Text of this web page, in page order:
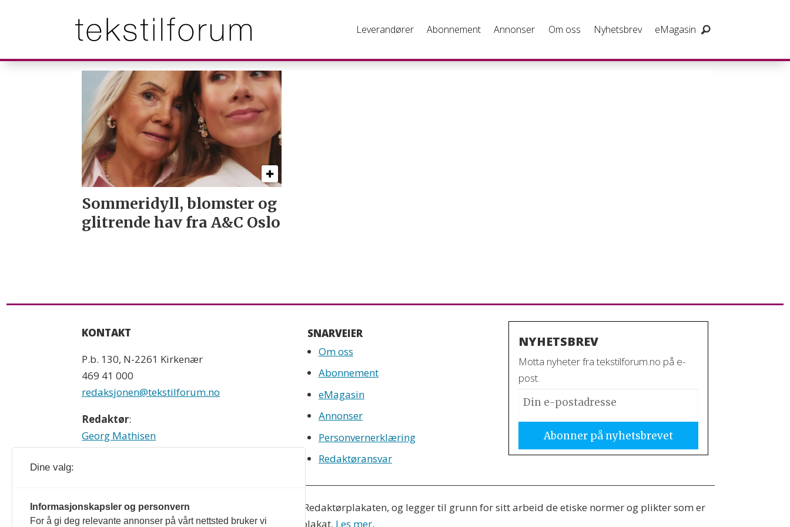
Leverandører Abonnement Annonser Om oss Nyhetsbrev eMagasin
Sommeridyll, blomster og
glitrende hav fra A&C Oslo
KONTAKT
P.b. 130, N-2261 Kirkenær
469 41 000
redaksjonen@tekstilforum.no
Redaktør:
Georg Mathisen
90 93 28 97
SNARVEIER
Om oss
Abonnement
eMagasin
Annonser
Personvernerklæring
Redaktøransvar
NYHETSBREV
Motta nyheter fra tekstilforum.no på e-
post.
Tekstilforum og tekstilforum.no redigeres etter Redaktørplakaten, og legger til grunn for sitt arbeid de etiske normer og plikter som er
formulert i Norsk Presseforbunds Vær Varsom-plakat. Les mer.
Dine valg:
Informasjonskapsler og personvern
For å gi deg relevante annonser på vårt nettsted bruker vi